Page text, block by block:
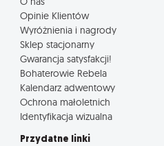
Opinie Klientów
Wyróżnienia i nagrody
Sklep stacjonarny
Gwarancja satysfakcji!
Bohaterowie Rebela
Kalendarz adwentowy
Ochrona małoletnich
Identyfikacja wizualna
Przydatne linki